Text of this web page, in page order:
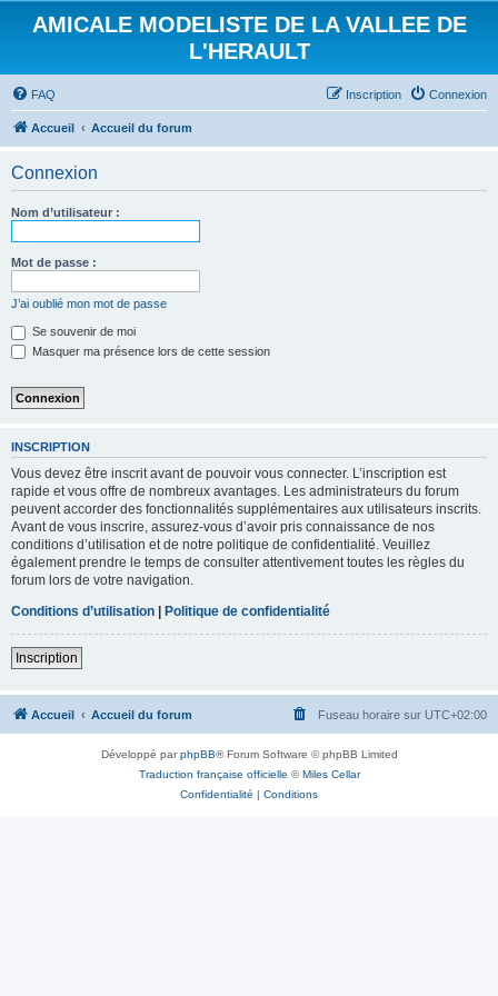
AMICALE MODELISTE DE LA VALLEE DE
L'HERAULT
FAQ Connexion
Inscription
Accueil Accueil du forum
Connexion
Nom d’utilisateur :
Mot de passe :
J’ai oublié mon mot de passe
Se souvenir de moi
Masquer ma présence lors de cette session
INSCRIPTION
Vous devez être inscrit avant de pouvoir vous connecter. L’inscription est
rapide et vous offre de nombreux avantages. Les administrateurs du forum
peuvent accorder des fonctionnalités supplémentaires aux utilisateurs inscrits.
Avant de vous inscrire, assurez-vous d’avoir pris connaissance de nos
conditions d’utilisation et de notre politique de confidentialité. Veuillez
également prendre le temps de consulter attentivement toutes les règles du
forum lors de votre navigation.
Conditions d’utilisation | Politique de confidentialité
Inscription
Accueil Accueil du forum Fuseau horaire sur UTC+02:00
Développé parphpBB® Forum Software © phpBB Limited
Traduction française officielle ©Miles Cellar
Confidentialité | Conditions